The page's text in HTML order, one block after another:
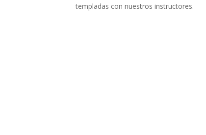
templadas con nuestros instructores.